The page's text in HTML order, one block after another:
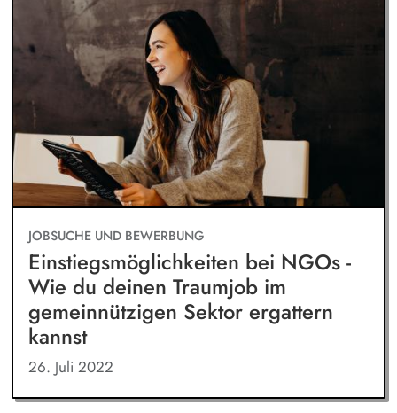
JOBSUCHE UND BEWERBUNG
Einstiegsmöglichkeiten bei NGOs -
Wie du deinen Traumjob im
gemeinnützigen Sektor ergattern
kannst
26. Juli 2022